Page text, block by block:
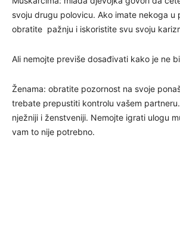
svoju drugu polovicu. Ako imate nekoga u
obratite pažnju i iskoristite svu svoju
Ali nemojte previše dosađivati kako je ne
Ženama: obratite pozornost na svoje
trebate prepustiti kontrolu vašem
nježniji i ženstveniji. Nemojte igrati ulogu
vam to nije potrebno.